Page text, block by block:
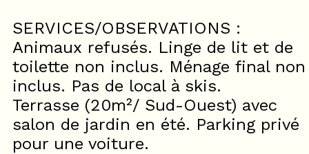
SERVICES/OBSERVATIONS :
Animaux refusés. Linge de lit et de
toilette non inclus. Ménage final non
inclus. Pas de local à skis.
Terrasse (20m²/ Sud-Ouest) avec
salon de jardin en été. Parking privé
pour une voiture.